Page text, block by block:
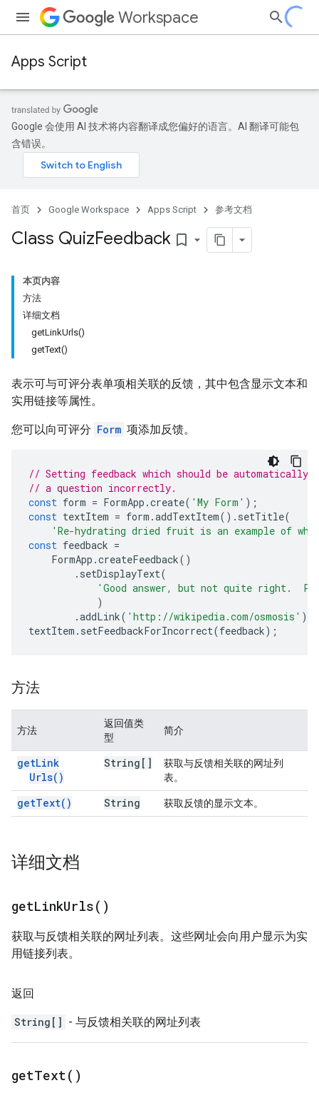
Workspace
Apps Script
Google 会使用 AI 技术将内容翻译成您偏好的语言。AI 翻译可能包
含错误。
首页 Google Workspace Apps Script 参考文档
Class QuizFeedback bookmark_border
本页内容
方法
详细文档
getLinkUrls()
getText()
表示可与可评分表单项相关联的反馈，其中包含显示文本和
实用链接等属性。
您可以向可评分 Form 项添加反馈。
// Setting feedback which should be automatically
// a question incorrectly.
const form = FormApp .create( 'My Form' );
const textItem = form .addTextItem(). setTitle(
'Re-hydrating dried fruit is an example of
const feedback =
FormApp .createFeedback()
. setDisplayText(
'Good answer, but not quite right.
)
.addLink( 'http://wikipedia.com/osmosis' );
textItem . setFeedbackForIncorrect(feedback);
方法
方法
返回值类
型
简介
getLink
Urls( )
String[]
获取与反馈相关联的网址列
表。
getText( ) String 获取反馈的显示文本。
详细文档
getLinkUrls( )
获取与反馈相关联的网址列表。这些网址会向用户显示为实
用链接列表。
返回
String[] - 与反馈相关联的网址列表
getText( )